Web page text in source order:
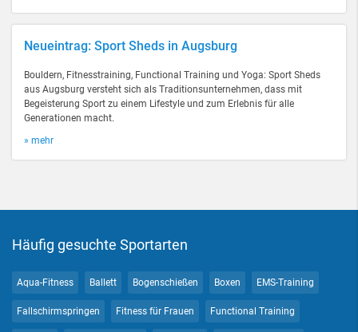
Neueintrag: Sport Sheds in Augsburg
Bouldern, Fitnesstraining, Functional Training und Yoga: Sport Sheds
aus Augsburg versteht sich als Traditionsunternehmen, dass mit
Begeisterung Sport zu einem Lifestyle und zum Erlebnis für alle
Generationen macht.
» mehr
Häufig gesuchte Sportarten
Aqua-Fitness Ballett Bogenschießen Boxen EMS-Training
Fallschirmspringen Fitness für Frauen Functional Training